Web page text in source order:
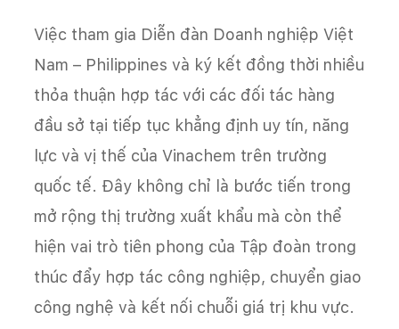
Việc tham gia Diễn đàn Doanh nghiệp Việt
Nam – Philippines và ký kết đồng thời nhiều
thỏa thuận hợp tác với các đối tác hàng
đầu sở tại tiếp tục khẳng định uy tín, năng
lực và vị thế của Vinachem trên trường
quốc tế. Đây không chỉ là bước tiến trong
mở rộng thị trường xuất khẩu mà còn thể
hiện vai trò tiên phong của Tập đoàn trong
thúc đẩy hợp tác công nghiệp, chuyển giao
công nghệ và kết nối chuỗi giá trị khu vực.